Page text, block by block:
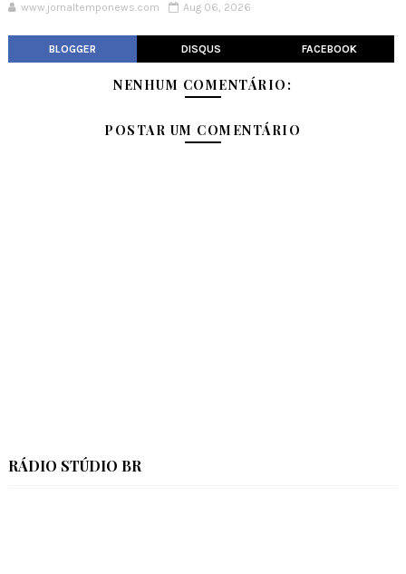
www.jornaltemponews.com Aug 06, 2026
BLOGGER DISQUS FACEBOOK
NENHUM COMENTÁRIO:
POSTAR UM COMENTÁRIO
RÁDIO STÚDIO BR